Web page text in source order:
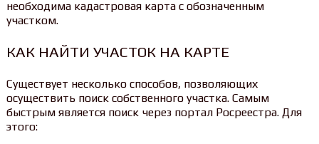
необходима кадастровая карта с обозначенным
участком.
КАК НАЙТИ УЧАСТОК НА КАРТЕ
Существует несколько способов, позволяющих
осуществить поиск собственного участка. Самым
быстрым является поиск через портал Росреестра. Для
этого: